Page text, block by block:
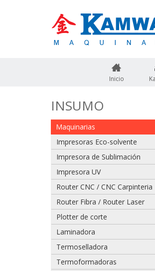
Inicio
Adjuntar imagen
Adjuntar imágenes
INSUMO
Maquinarias
Impresoras Eco-solvente
Impresora de Sublimación
Impresora UV
Router CNC / CNC Carpinteria
Router Fibra / Router Laser
Plotter de corte
Laminadora
Termoselladora
Termoformadoras